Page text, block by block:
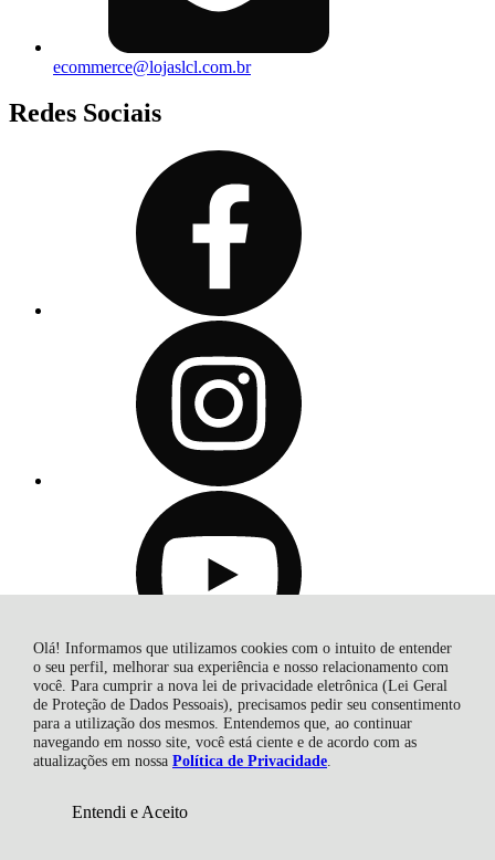
Olá! Informamos que utilizamos cookies com o intuito de entender
o seu perfil, melhorar sua experiência e nosso relacionamento com
você. Para cumprir a nova lei de privacidade eletrônica (Lei Geral
de Proteção de Dados Pessoais), precisamos pedir seu consentimento
para a utilização dos mesmos. Entendemos que, ao continuar
navegando em nosso site, você está ciente e de acordo com as
atualizações em nossa Política de Privacidade
Entendi e Aceito
ecommerce@lojaslcl.com.br
Redes Sociais